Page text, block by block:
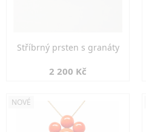
Stříbrný prsten s granáty
2 200 Kč
NOVÉ